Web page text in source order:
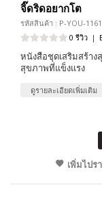
จิ๊ดริดอยากโต
รหัสสินค้า : P-YOU-1161
0 รีวิว |
หนังสือชุดเสริมสร้าง
สุขภาพที่แข็งแรง
ดูรายละเอียดเพิ่มเติม
เพิ่มไปร